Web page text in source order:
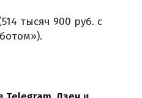
тысяч 900 руб. с